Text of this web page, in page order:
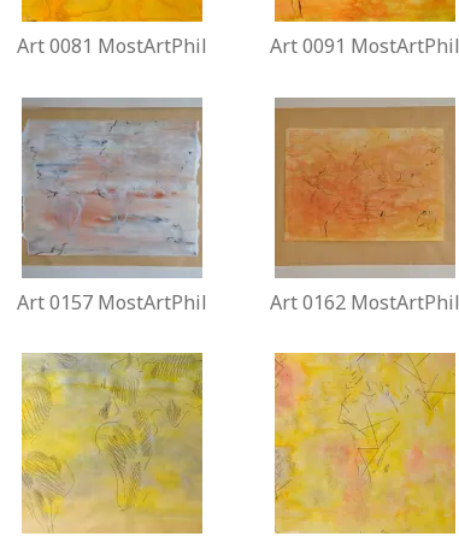
Art 0081 MostArtPhil Art 0091 MostArtPhil
Art 0157 MostArtPhil Art 0162 MostArtPhil